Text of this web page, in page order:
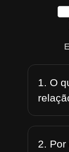
1. O
2. Por